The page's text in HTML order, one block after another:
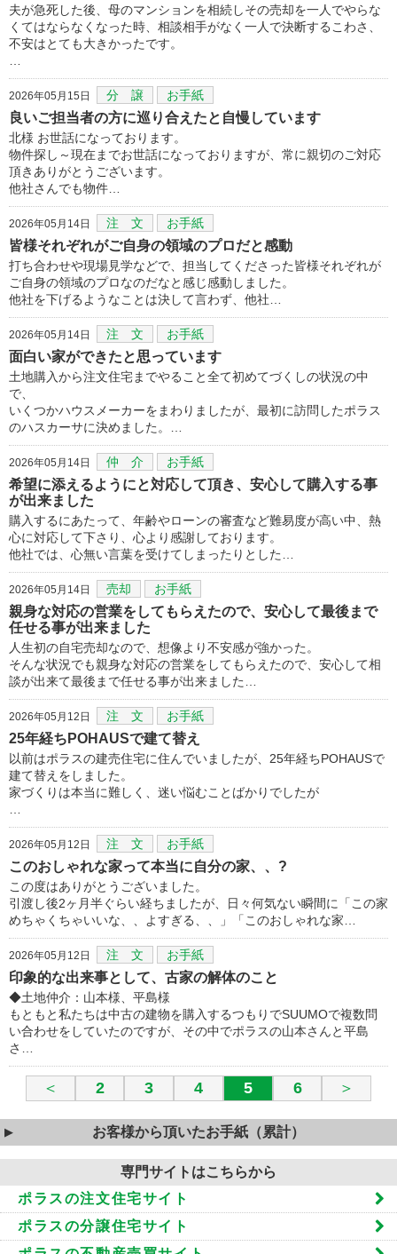
夫が急死した後、母のマンションを相続しその売却を一人でやらな
くてはならなくなった時、相談相手がなく一人で決断するこわさ、
不安はとても大きかったです。
2026年05月15日 分 譲 お手紙
良いご担当者の方に巡り合えたと自慢しています
北様 お世話になっております。
物件探し～現在までお世話になっておりますが、常に親切のご対応
頂きありがとうございます。
他社さんでも物件…
2026年05月14日 注 文 お手紙
皆様それぞれがご自身の領域のプロだと感動
打ち合わせや現場見学などで、担当してくださった皆様それぞれが
ご自身の領域のプロなのだなと感じ感動しました。
他社を下げるようなことは決して言わず、他社…
2026年05月14日 注 文 お手紙
面白い家ができたと思っています
土地購入から注文住宅までやること全て初めてづくしの状況の中
で、
いくつかハウスメーカーをまわりましたが、最初に訪問したポラス
のハスカーサに決めました。…
2026年05月14日 仲 介 お手紙
希望に添えるようにと対応して頂き、安心して購入する事
が出来ました
購入するにあたって、年齢やローンの審査など難易度が高い中、熱
心に対応して下さり、心より感謝しております。
他社では、心無い言葉を受けてしまったりとした…
2026年05月14日 売却 お手紙
親身な対応の営業をしてもらえたので、安心して最後まで
任せる事が出来ました
人生初の自宅売却なので、想像より不安感が強かった。
そんな状況でも親身な対応の営業をしてもらえたので、安心して相
談が出来て最後まで任せる事が出来ました…
2026年05月12日 注 文 お手紙
25年経ちPOHAUSで建て替え
以前はポラスの建売住宅に住んでいましたが、25年経ちPOHAUSで
建て替えをしました。
家づくりは本当に難しく、迷い悩むことばかりでしたが
2026年05月12日 注 文 お手紙
このおしゃれな家って本当に自分の家、、?
この度はありがとうございました。
引渡し後2ヶ月半ぐらい経ちましたが、日々何気ない瞬間に「この家
めちゃくちゃいいな、、よすぎる、、」「このおしゃれな家…
2026年05月12日 注 文 お手紙
印象的な出来事として、古家の解体のこと
◆土地仲介：山本様、平島様
もともと私たちは中古の建物を購入するつもりでSUUMOで複数問
い合わせをしていたのですが、その中でポラスの山本さんと平島
さ…
＜ 2 3 4 5 6 ＞
お客様から頂いたお手紙（累計）
専門サイトはこちらから
ポラスの注文住宅サイト
ポラスの分譲住宅サイト